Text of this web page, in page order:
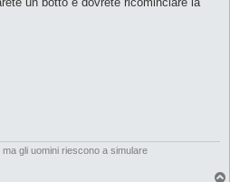
gli uomini riescono a simulare